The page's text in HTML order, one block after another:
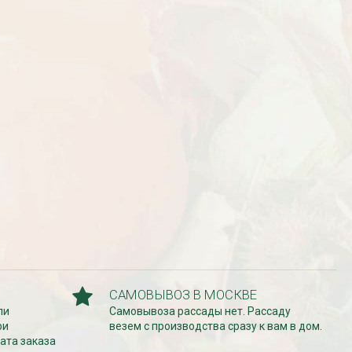
ЧИТАТЬ ДАЛЕЕ →
заказа
САМОВЫВОЗ В МОСКВЕ
Самовывоза рассады нет. Рассаду
везем с производства сразу к вам в дом.